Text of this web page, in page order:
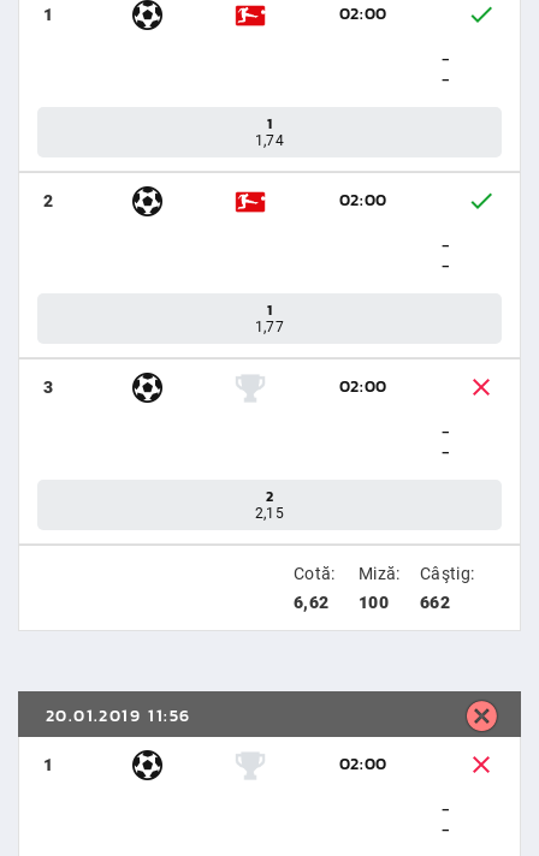
1
02:00
-
-
1
1,74
2
02:00
-
-
1
1,77
3
02:00
-
-
2
2,15
Cotă:
6,62
Miză:
100
Câştig:
662
20.01.2019 11:56
1
02:00
-
-